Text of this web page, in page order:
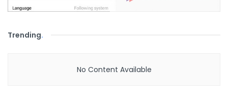
Trending.
No Content Available